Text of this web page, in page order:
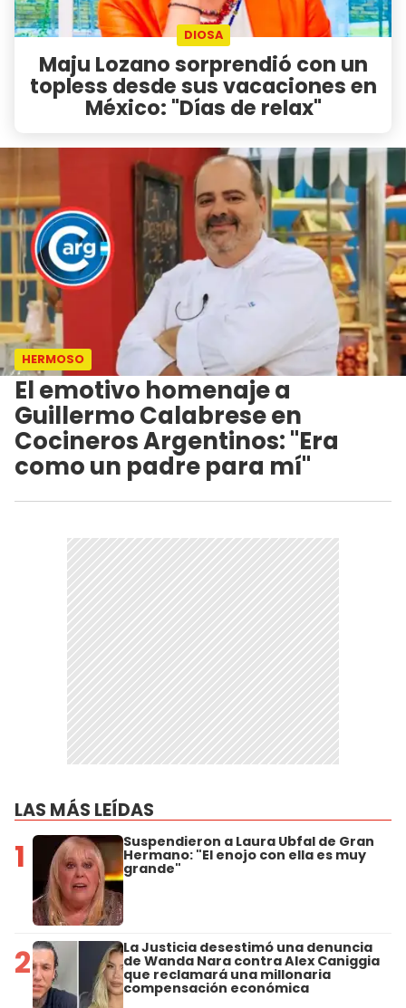
DIOSA
Maju Lozano sorprendió con un
topless desde sus vacaciones en
México: "Días de relax"
HERMOSO
El emotivo homenaje a
Guillermo Calabrese en
Cocineros Argentinos: "Era
como un padre para mí"
LAS MÁS LEÍDAS
1 Suspendieron a Laura Ubfal de Gran
Hermano: "El enojo con ella es muy
grande"
2 La Justicia desestimó una denuncia
de Wanda Nara contra Alex Caniggia
que reclamará una millonaria
compensación económica